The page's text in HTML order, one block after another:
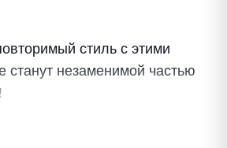
стиль с этими
станут незаменимой частью